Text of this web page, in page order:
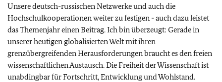
Unsere deutsch-russischen Netzwerke und auch die
Hochschulkooperationen weiter zu festigen - auch dazu leistet
das Themenjahr einen Beitrag. Ich bin überzeugt: Gerade in
unserer heutigen globalisierten Welt mit ihren
grenzübergreifenden Herausforderungen braucht es den freien
wissenschaftlichen Austausch. Die Freiheit der Wissenschaft ist
unabdingbar für Fortschritt, Entwicklung und Wohlstand.